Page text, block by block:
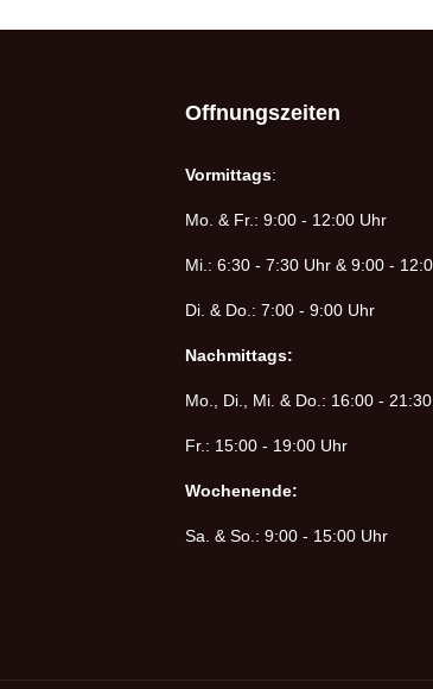
Offnungszeiten
Vormittags:
Mo. & Fr.: 9:00 - 12:00 Uhr
Mi.: 6:30 - 7:30 Uhr & 9:00 -
Di. & Do.: 7:00 - 9:00 Uhr
Nachmittags:
Mo., Di., Mi. & Do.: 16:00 -
Fr.: 15:00 - 19:00 Uhr
Wochenende:
Sa. & So.: 9:00 - 15:00 Uhr